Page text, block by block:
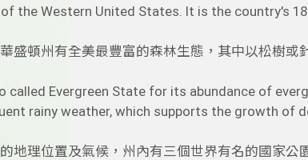
the Western United States. It is the country's
盛頓州有全美最豐富的森林生態，其中以松樹
called Evergreen State for its abundance of
rainy weather, which supports the growth of
地理位置及氣候，州內有三個世界有名的國家公